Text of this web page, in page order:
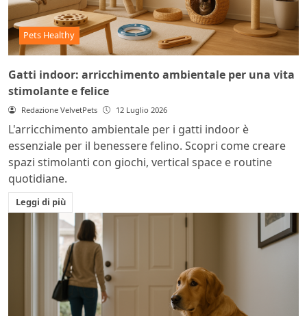
Pets Healthy
Gatti indoor: arricchimento ambientale per una vita
stimolante e felice
Redazione VelvetPets 12 Luglio 2026
L'arricchimento ambientale per i gatti indoor è
essenziale per il benessere felino. Scopri come creare
spazi stimolanti con giochi, vertical space e routine
quotidiane.
Leggi di più